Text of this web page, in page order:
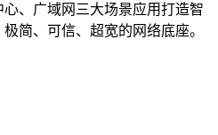
心、广域网三大场景应用打造智
简、可信、超宽的网络底座。